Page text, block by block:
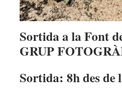
Sortida a la Font
GRUP
Sortida: 8h des de